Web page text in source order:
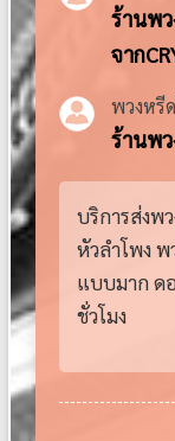
ร้านพ
จาก
พวงหรี
ร้านพ
บริการส่งพ
หัวลำโพง
แบบมาก ด
ชั่วโมง